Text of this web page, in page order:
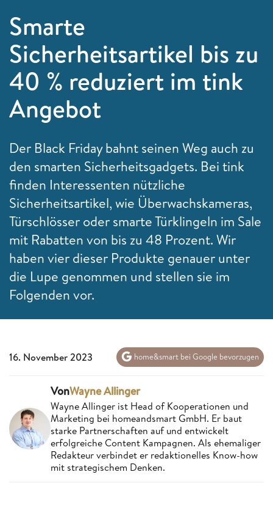
Smarte
Sicherheitsartikel bis zu
40 % reduziert im tink
Angebot
Der Black Friday bahnt seinen Weg auch zu
den smarten Sicherheitsgadgets. Bei tink
finden Interessenten nützliche
Sicherheitsartikel, wie Überwachskameras,
Türschlösser oder smarte Türklingeln im Sale
mit Rabatten von bis zu 48 Prozent. Wir
haben vier dieser Produkte genauer unter
die Lupe genommen und stellen sie im
Folgenden vor.
16. November 2023 home&smart bei Google bevorzugen
VonWayne Allinger
Wayne Allinger ist Head of Kooperationen und
Marketing bei homeandsmart GmbH. Er baut
starke Partnerschaften auf und entwickelt
erfolgreiche Content Kampagnen. Als ehemaliger
Redakteur verbindet er redaktionelles Know-how
mit strategischem Denken.